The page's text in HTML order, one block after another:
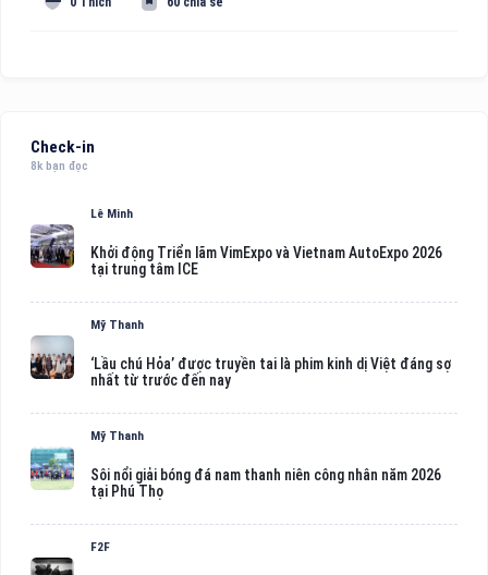
Check-in
8k bạn đọc
Lê Minh
Khởi động Triển lãm VimExpo và Vietnam AutoExpo 2026
tại trung tâm ICE
Mỹ Thanh
‘Lầu chú Hỏa’ được truyền tai là phim kinh dị Việt đáng sợ
nhất từ trước đến nay
Mỹ Thanh
Sôi nổi giải bóng đá nam thanh niên công nhân năm 2026
tại Phú Thọ
F2F